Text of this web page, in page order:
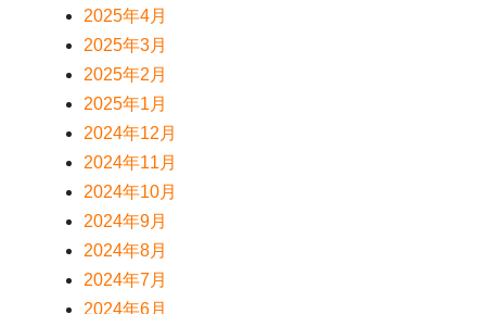
2025年4月
2025年3月
2025年2月
2025年1月
2024年12月
2024年11月
2024年10月
2024年9月
2024年8月
2024年7月
2024年6月